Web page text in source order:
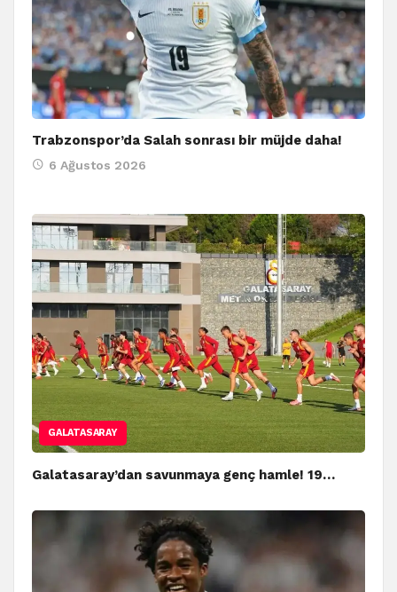
Trabzonspor’da Salah sonrası bir müjde daha!
6 Ağustos 2026
GALATASARAY
Galatasaray’dan savunmaya genç hamle! 19…